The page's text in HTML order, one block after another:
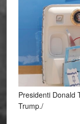
Presidenti Donald
Trump./